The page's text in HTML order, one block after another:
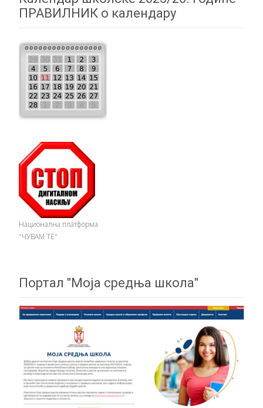
ПРАВИЛНИК о календару
Национална платформа
"ЧУВАМ ТЕ"
Портал "Моја средња школа"